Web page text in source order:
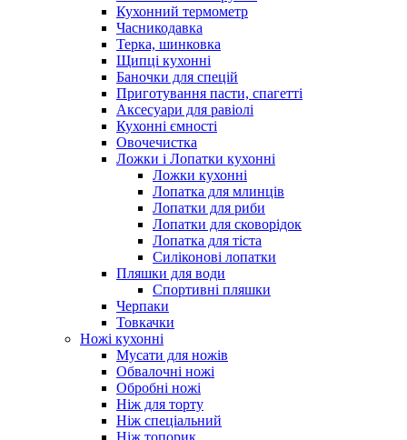
Кухонний термометр
Часникодавка
Терка, шинковка
Щипці кухонні
Баночки для спецій
Приготування пасти, спагетті
Аксесуари для равіолі
Кухонні ємності
Овочечистка
Ложки і Лопатки кухонні
Ложки кухонні
Лопатка для млинців
Лопатки для риби
Лопатки для сковорідок
Лопатка для тіста
Силіконові лопатки
Пляшки для води
Спортивні пляшки
Черпаки
Товкачки
Ножі кухонні
Мусати для ножів
Обвалочні ножі
Обробні ножі
Ніж для торту
Ніж спеціальний
Ніж топорик